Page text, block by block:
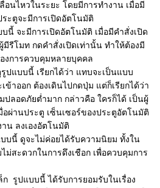
อนไหวในระยะ โดยมีการทำงาน เมื่อมี
ระตูจะมีการเปิดอัตโนมัติ
นี้ จะมีการเปิดอัตโนมัติ เมื่อมีคำสั่งเปิด
มีรีโมท กดคำสั่งเปิดเท่านั้น ทำให้ต้องมี
งการควบคุมหลายบุคคล
ปแบบนี้ เรียกได้ว่า แทบจะเป็นแบบ
ข้าออก ต้องเดินไปกดปุ่ม แต่ก็เรียกได้ว่า
ปลอดภัยต่ำมาก กล่าวคือ ใครก็ได้ เป็นผู้
อผ่านประตู เซ็นเซอร์ของประตูอัตโนมัติ
น ลงเองอัตโนมัติ
บนี้ ดูจะไม่ค่อยได้รับความนิยม ทั้งใน
ม่สะดวกในการดึงเชือก เพื่อควบคุมการ
รูปแบบนี้ ได้รับการยอมรับในเรื่อง